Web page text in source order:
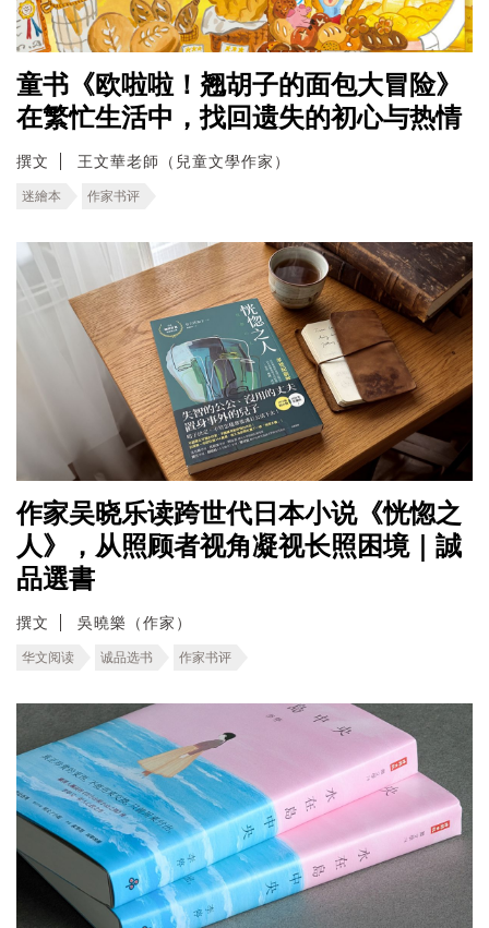
童书《欧啦啦！翘胡子的面包大冒险》
在繁忙生活中，找回遗失的初心与热情
撰文 王文華老師（兒童文學作家）
迷繪本 作家书评
作家吴晓乐读跨世代日本小说《恍惚之
人》，从照顾者视角凝视长照困境｜誠
品選書
撰文 吳曉樂（作家）
华文阅读 诚品选书 作家书评